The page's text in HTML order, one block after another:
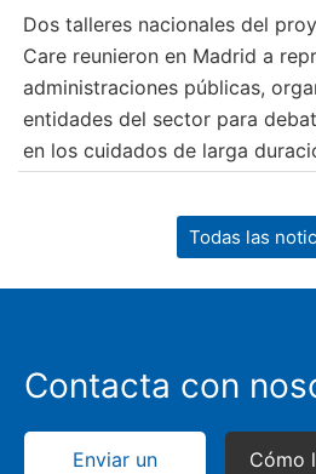
Dos talleres nacionales del
Care reunieron en Madrid a
administraciones públicas,
entidades del sector para
en los cuidados de larga
Todas las
Contacta con
Enviar un
Cómo